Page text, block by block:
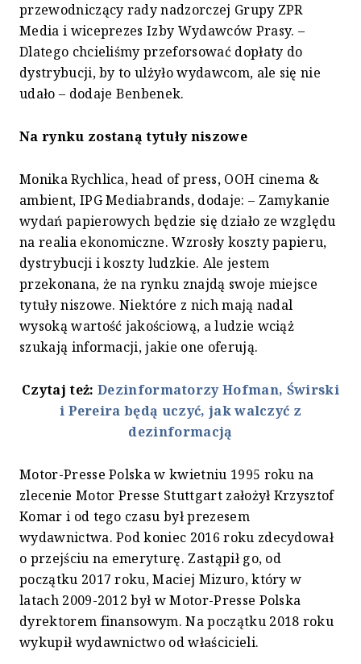
przewodniczący rady nadzorczej Grupy ZPR
Media i wiceprezes Izby Wydawców Prasy. –
Dlatego chcieliśmy przeforsować dopłaty do
dystrybucji, by to ulżyło wydawcom, ale się nie
udało – dodaje Benbenek.
Na rynku zostaną tytuły niszowe
Monika Rychlica, head of press, OOH cinema &
ambient, IPG Mediabrands, dodaje: – Zamykanie
wydań papierowych będzie się działo ze względu
na realia ekonomiczne. Wzrosły koszty papieru,
dystrybucji i koszty ludzkie. Ale jestem
przekonana, że na rynku znajdą swoje miejsce
tytuły niszowe. Niektóre z nich mają nadal
wysoką wartość jakościową, a ludzie wciąż
szukają informacji, jakie one oferują.
Czytaj też: Dezinformatorzy Hofman, Świrski
i Pereira będą uczyć, jak walczyć z
dezinformacją
Motor-Presse Polska w kwietniu 1995 roku na
zlecenie Motor Presse Stuttgart założył Krzysztof
Komar i od tego czasu był prezesem
wydawnictwa. Pod koniec 2016 roku zdecydował
o przejściu na emeryturę. Zastąpił go, od
początku 2017 roku, Maciej Mizuro, który w
latach 2009-2012 był w Motor-Presse Polska
dyrektorem finansowym. Na początku 2018 roku
wykupił wydawnictwo od właścicieli.